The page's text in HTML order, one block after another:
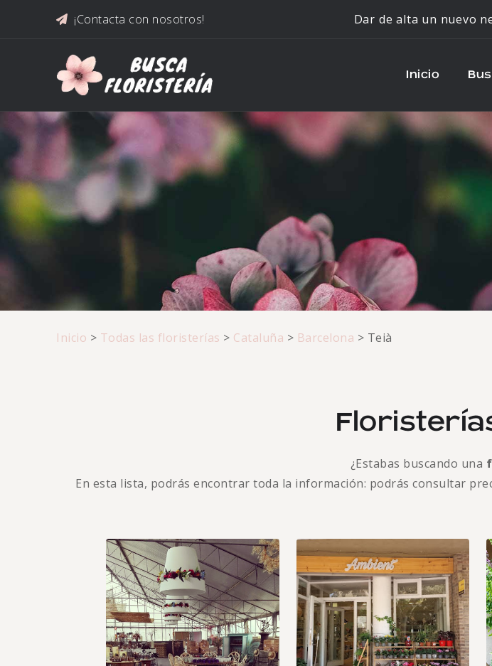
¡Contacta con nosotros! Dar de alta un nuevo
Inicio
Inicio > Todas las floristerías > Cataluña > Barcelona > Teià
¿Estabas buscando una
En esta lista, podrás encontrar toda la información: podrás consultar